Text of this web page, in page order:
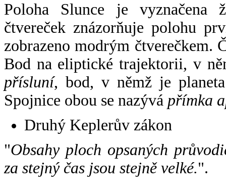
Poloha Slunce je vyznačena
čtvereček znázorňuje polohu
zobrazeno modrým čtverečkem.
Bod na eliptické trajektorii, v
přísluní, bod, v němž je
Spojnice obou se nazývá přímka
Druhý Keplerův zákon
"Obsahy ploch opsaných
za stejný čas jsou stejně velké.".